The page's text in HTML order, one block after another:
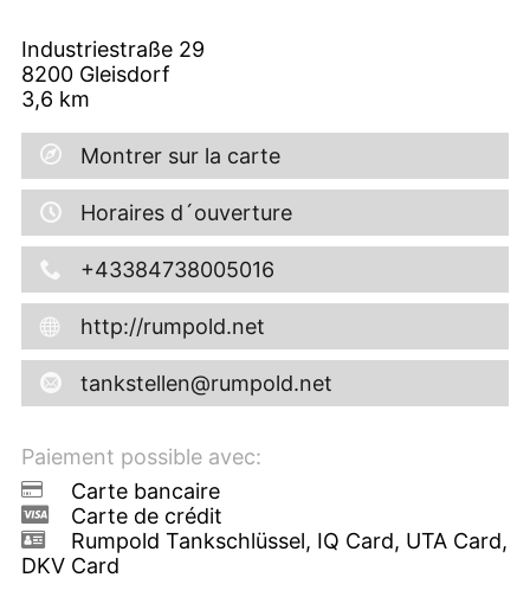
Industriestraße 29
8200 Gleisdorf
3,6 km
Montrer sur la carte
Horaires d´ouverture
+43384738005016
http://rumpold.net
tankstellen@rumpold.net
Paiement possible avec:
Carte bancaire
Carte de crédit
Rumpold Tankschlüssel, IQ Card, UTA Card,
DKV Card